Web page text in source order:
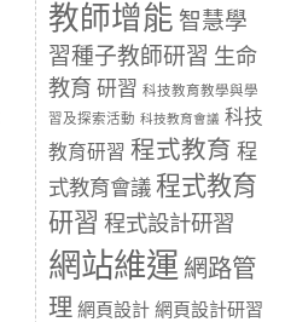
教師增能 智慧學
習種子教師研習 生命
教育 研習 科技教育教學與學
習及探索活動 科技教育會議 科技
教育研習 程式教育 程
式教育會議 程式教育
研習 程式設計研習
網站維運 網路管
理 網頁設計 網頁設計研習